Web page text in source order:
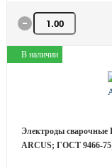
Количество товара
В наличии
Электроды
ARCUS; ГОСТ 9466-